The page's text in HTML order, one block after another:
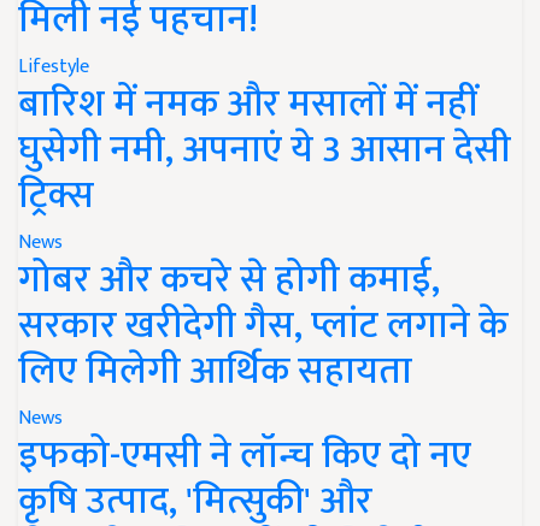
मिली नई पहचान!
Lifestyle
बारिश में नमक और मसालों में नहीं
घुसेगी नमी, अपनाएं ये 3 आसान देसी
ट्रिक्स
News
गोबर और कचरे से होगी कमाई,
सरकार खरीदेगी गैस, प्लांट लगाने के
लिए मिलेगी आर्थिक सहायता
News
इफको-एमसी ने लॉन्च किए दो नए
कृषि उत्पाद, 'मित्सुकी' और